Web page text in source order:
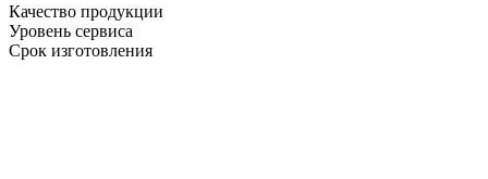
Качество продукции
Уровень сервиса
Срок изготовления